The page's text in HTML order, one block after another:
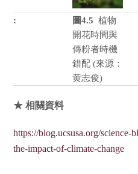
圖4.5 植物
開花時間與
傳粉者時機
錯配 (來源：
黄志俊)
★ 相關資料
https://blog.ucsusa.org/
the-impact-of-climate-change